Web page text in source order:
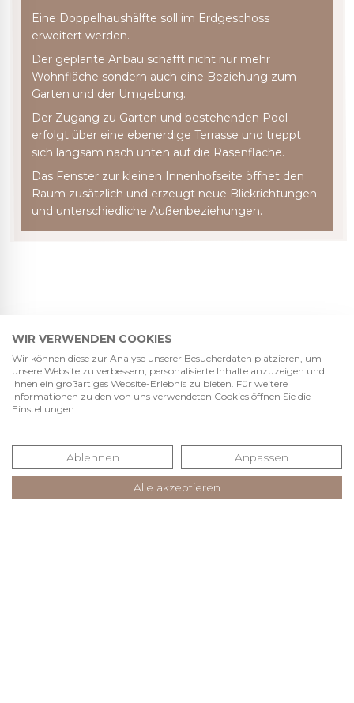
Eine Doppelhaushälfte soll im Erdgeschoss
erweitert werden.
Der geplante Anbau schafft nicht nur mehr
Wohnfläche sondern auch eine Beziehung zum
Garten und der Umgebung.
Der Zugang zu Garten und bestehenden Pool
erfolgt über eine ebenerdige Terrasse und treppt
sich langsam nach unten auf die Rasenfläche.
Das Fenster zur kleinen Innenhofseite öffnet den
Raum zusätzlich und erzeugt neue Blickrichtungen
und unterschiedliche Außenbeziehungen.
IHR DIREKTER KONTAKT
WIR VERWENDEN COOKIES
Wir können diese zur Analyse unserer Besucherdaten platzieren, um
unsere Website zu verbessern, personalisierte Inhalte anzuzeigen und
Ihnen ein großartiges Website-Erlebnis zu bieten. Für weitere
Informationen zu den von uns verwendeten Cookies öffnen Sie die
Einstellungen.
Ablehnen Anpassen
Alle akzeptieren